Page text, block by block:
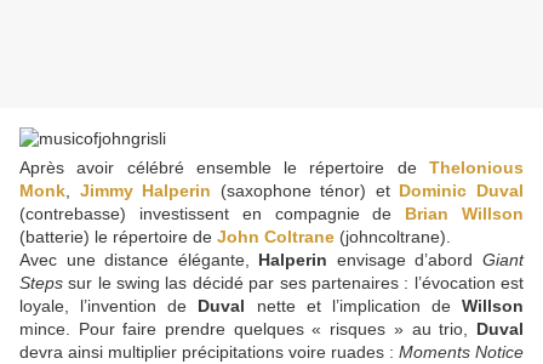
Après avoir célébré ensemble le répertoire de Thelonious
Monk
Jimmy Halperin (saxophone ténor) et Dominic Duval
(contrebasse) investissent en compagnie de Brian Willson
(batterie) le répertoire de John Coltrane (johncoltrane).
Avec une distance élégante, Halperin envisage d’abordGiant
Steps sur le swing las décidé par ses partenaires : l’évocation est
loyale, l’invention de Duval nette et l’implication de Willson
mince. Pour faire prendre quelques « risques » au trio, Duval
devra ainsi multiplier précipitations voire ruades : Moments Notice